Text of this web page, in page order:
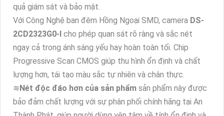
quả giám sát và bảo mật.
Với Công Nghệ ban đêm Hồng Ngoại SMD, camera DS-
2CD2323G0-I cho phép quan sát rõ ràng và sắc nét
ngay cả trong ánh sáng yếu hay hoàn toàn tối. Chip
Progressive Scan CMOS giúp thu hình ổn định và chất
lượng hơn, tái tạo màu sắc tự nhiên và chân thực.
≋Nét độc đáo hơn của sản phẩm sản phẩm này được
bảo đảm chất lượng với sự phân phối chính hãng tại An